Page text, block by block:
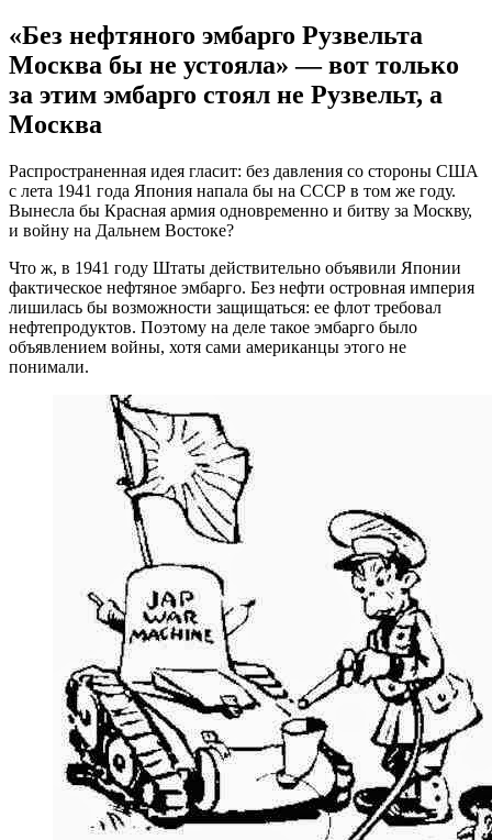
«Без нефтяного эмбарго Рузвельта
Москва бы не устояла» — вот только
за этим эмбарго стоял не Рузвельт, а
Москва
Распространенная идея гласит: без давления со стороны США
с лета 1941 года Япония напала бы на СССР в том же году.
Вынесла бы Красная армия одновременно и битву за Москву,
и войну на Дальнем Востоке?
Что ж, в 1941 году Штаты действительно объявили Японии
фактическое нефтяное эмбарго. Без нефти островная империя
лишилась бы возможности защищаться: ее флот требовал
нефтепродуктов. Поэтому на деле такое эмбарго было
объявлением войны, хотя сами американцы этого не
понимали.